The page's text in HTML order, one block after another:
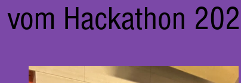
vom Hackathon